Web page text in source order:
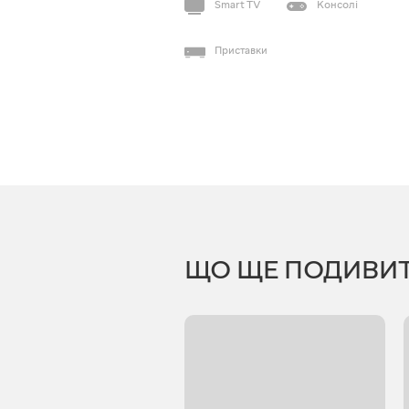
Smart TV Консолі
Приставки
ЩО ЩЕ